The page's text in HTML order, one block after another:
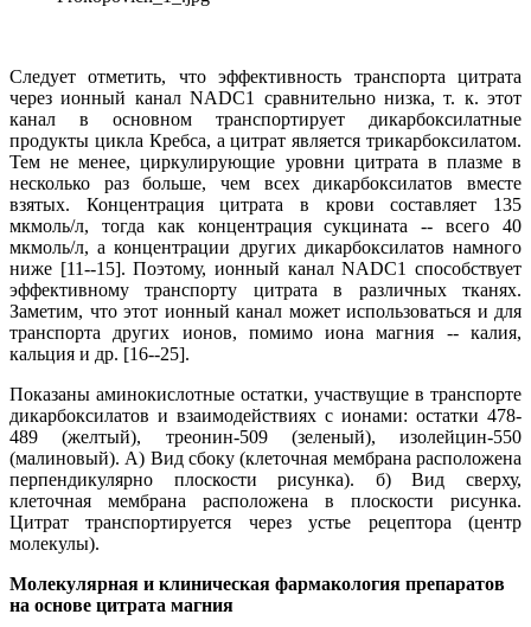
Следует отметить, что эффективность транспорта цитрата
через ионный канал NАDC1 сравнительно низка, т. к. этот
канал в основном транспортирует дикарбоксилатные
продукты цикла Кребса, а цитрат является трикарбоксилатом.
Тем не менее, циркулирующие уровни цитрата в плазме в
несколько раз больше, чем всех дикарбоксилатов вместе
взятых. Концентрация цитрата в крови составляет 135
мкмоль/л, тогда как концентрация сукцината -- всего 40
мкмоль/л, а концентрации других дикарбоксилатов намного
ниже [11--15]. Поэтому, ионный канал NАDC1 способствует
эффективному транспорту цитрата в различных тканях.
Заметим, что этот ионный канал может использоваться и для
транспорта других ионов, помимо иона магния -- калия,
кальция и др. [16--25].
Показаны аминокислотные остатки, участвущие в транспорте
дикарбоксилатов и взаимодействиях с ионами: остатки 478-
489 (желтый), треонин-509 (зеленый), изолейцин-550
(малиновый). А) Вид сбоку (клеточная мембрана расположена
перпендикулярно плоскости рисунка). б) Вид сверху,
клеточная мембрана расположена в плоскости рисунка.
Цитрат транспортируется через устье рецептора (центр
молекулы).
Молекулярная и клиническая фармакология препаратов
на основе цитрата магния